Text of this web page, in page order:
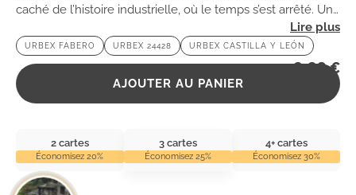
caché de l’histoire industrielle, où le temps s’est arrêté. Un
lieu fascinant pour les passionnés d’urbex et d’aventure.
URBEX FABERO URBEX 24428 URBEX CASTILLA Y LEÓN
2,99€
AJOUTER AU PANIER
2 cartes
Économisez 20%
3 cartes
Économisez 25%
4+ cartes
Économisez 30%